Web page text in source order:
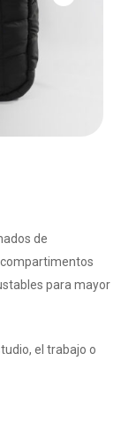
de
para mayor
el trabajo o